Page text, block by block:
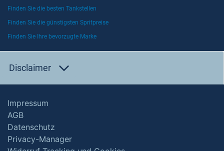
Finden Sie die besten Tankstellen
Finden Sie die günstigsten Spritpreise
Finden Sie Ihre bevorzugte Marke
Disclaimer
Impressum
AGB
Datenschutz
Privacy-Manager